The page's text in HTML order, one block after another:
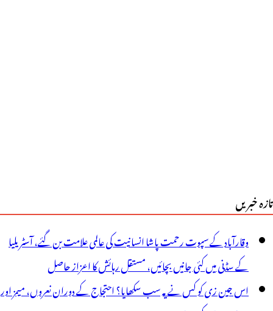
تازہ خبریں
وقارآباد کے سپوت رحمت پاشا انسانیت کی عالمی علامت بن گئے، آسٹریلیا
کے سڈنی میں کئی جانیں بچائیں، مستقل رہائش کا اعزاز حاصل
اس جین زی کو کس نے یہ سب سکھایا؟ احتجاج کے دوران نعروں، میمز اور